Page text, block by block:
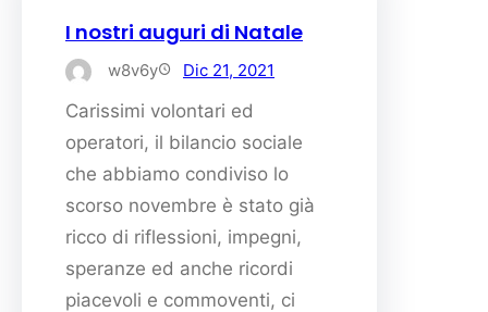
I nostri auguri di Natale
w8v6y Dic 21, 2021
Carissimi volontari ed
operatori, il bilancio sociale
che abbiamo condiviso lo
scorso novembre è stato già
ricco di riflessioni, impegni,
speranze ed anche ricordi
piacevoli e commoventi, ci